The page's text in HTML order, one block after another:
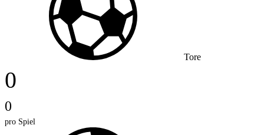
Tore
0
0
pro Spiel